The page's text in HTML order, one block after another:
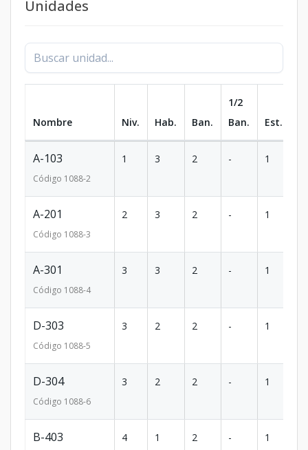
Unidades
Nombre Niv. Hab. Ban.
1/2
Ban.
Est.
A-103
Código 1088-2
1 3 2 - 1
A-201
Código 1088-3
2 3 2 - 1
A-301
Código 1088-4
3 3 2 - 1
D-303
Código 1088-5
3 2 2 - 1
D-304
Código 1088-6
3 2 2 - 1
B-403 4 1 2 - 1